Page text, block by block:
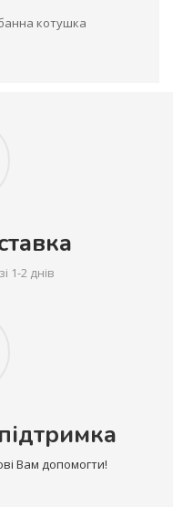
котушка
1-2 днів
Вам допомогти!